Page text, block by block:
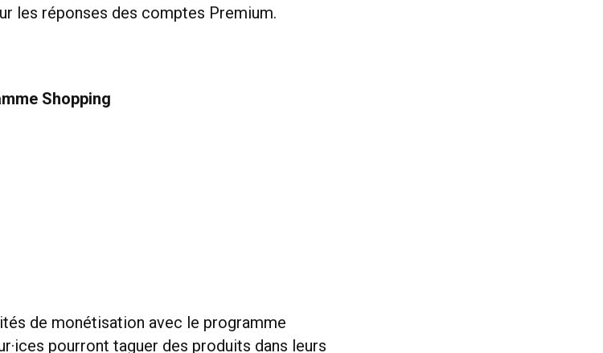
les réponses des comptes Premium.
Shopping
de monétisation avec le programme
pourront taguer des produits dans leurs